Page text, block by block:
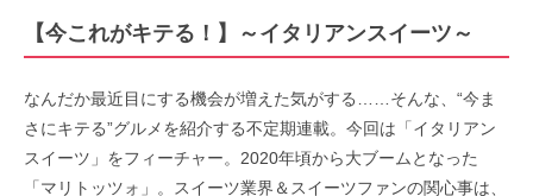
【今これがキテる！】～イタリアンスイーツ～
なんだか最近目にする機会が増えた気がする……そんな、“今ま
さにキテる”グルメを紹介する不定期連載。今回は「イタリアン
スイーツ」をフィーチャー。2020年頃から大ブームとなった
「マリトッツォ」。スイーツ業界＆スイーツファンの関心事は、